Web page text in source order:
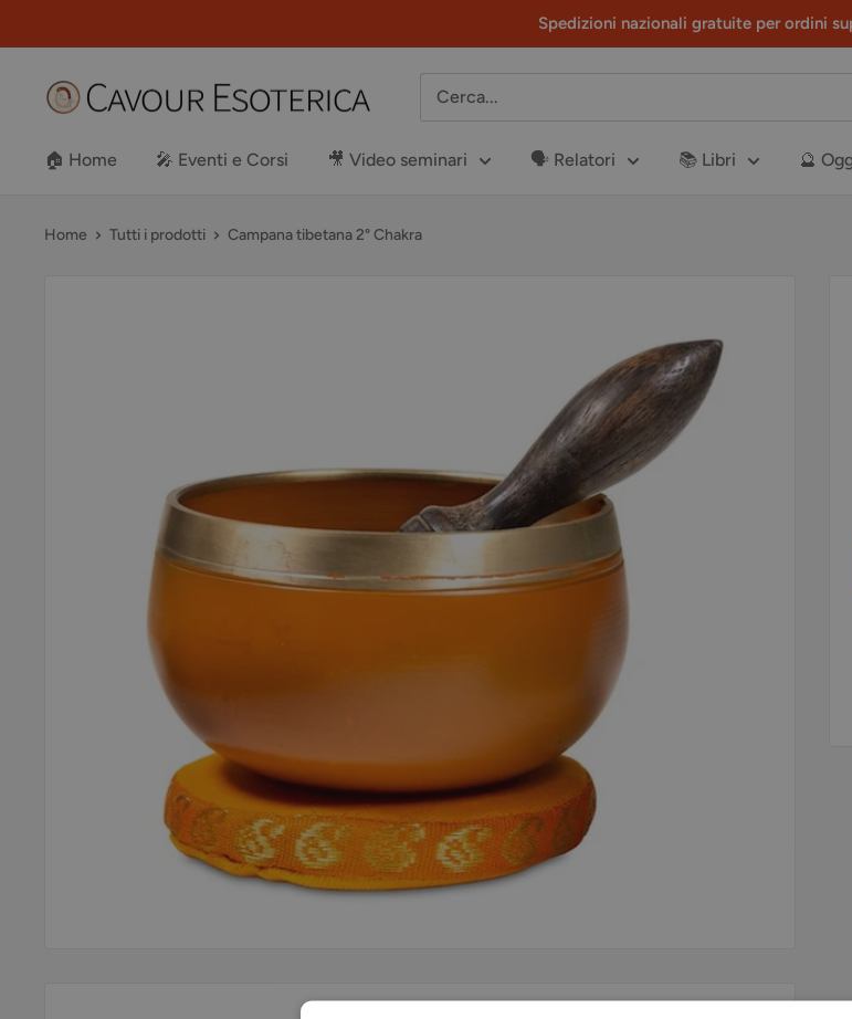
al
contenuto
Spedizioni nazionali gratuite per ordini
Libreria
Esoterica
🏠 Home 🎤 Eventi e Corsi 🎥 Video seminari 🗣️ Relatori 📚 Libri 🔮
Home Tutti i prodotti Campana tibetana 2° Chakra